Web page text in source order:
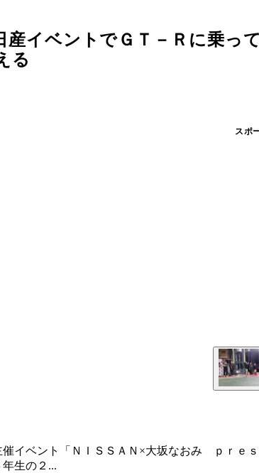
産イベントでＧＴ－Ｒに乗
る
スポ
催イベント「ＮＩＳＳＡＮ×大坂なおみ ｐｒ
生の２...